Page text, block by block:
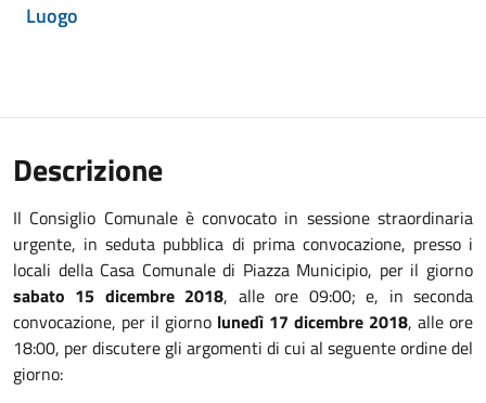
Luogo
Descrizione
Il Consiglio Comunale è convocato in sessione straordinaria
urgente, in seduta pubblica di prima convocazione, presso i
locali della Casa Comunale di Piazza Municipio, per il giorno
sabato 15 dicembre 2018, alle ore 09:00; e, in seconda
convocazione, per il giorno lunedì 17 dicembre 2018, alle ore
18:00, per discutere gli argomenti di cui al seguente ordine del
giorno: